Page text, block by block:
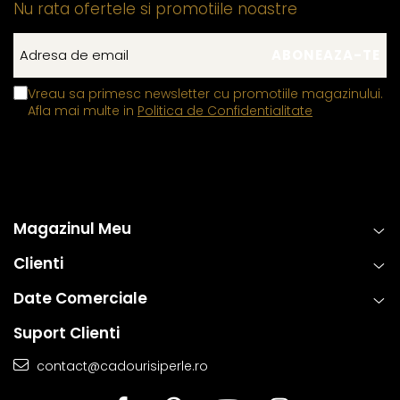
Nu rata ofertele si promotiile noastre
Vreau sa primesc newsletter cu promotiile magazinului.
Afla mai multe in Politica de Confidentialitate
Magazinul Meu
Clienti
Date Comerciale
Suport Clienti
contact@cadourisiperle.ro